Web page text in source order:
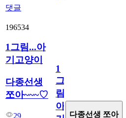
댓글
196534
1그림...아
기고양이
다종선생
쪼아~~~♡
29
1
그
림...
아
다종선생 쪼아